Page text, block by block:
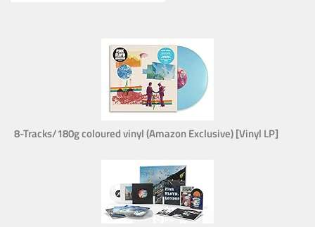
8-Tracks/180g coloured vinyl (Amazon Exclusive) [Vinyl LP]